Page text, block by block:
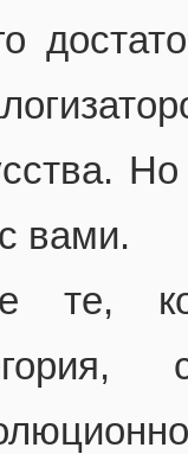
вами.
те,